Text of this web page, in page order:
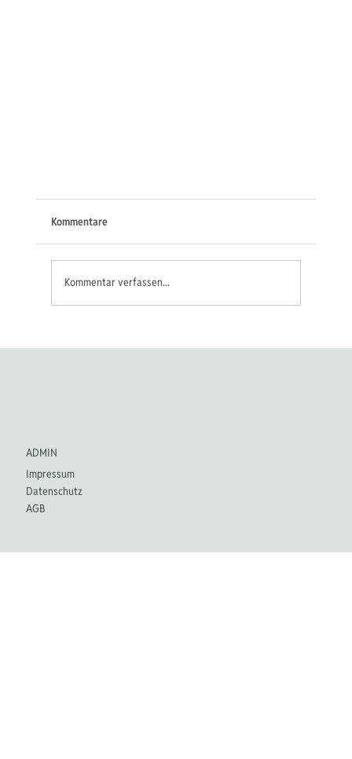
Kommentare
Kommentar verfassen...
ADMIN
Impressum
Datenschutz
AGB